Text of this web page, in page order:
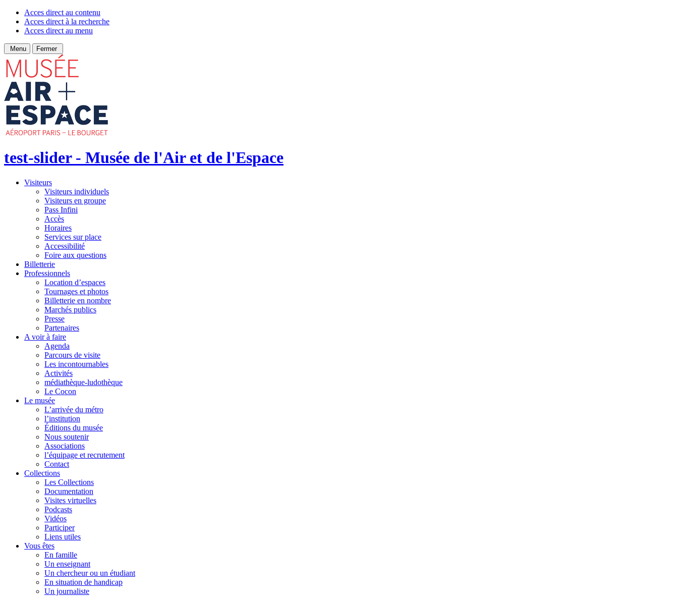
Acces direct au contenu
Acces direct à la recherche
Acces direct au menu
Menu Fermer
test-slider - Musée de l'Air et de l'Espace
Visiteurs
Visiteurs individuels
Visiteurs en groupe
Pass Infini
Accès
Horaires
Services sur place
Accessibilité
Foire aux questions
Billetterie
Professionnels
Location d’espaces
Tournages et photos
Billetterie en nombre
Marchés publics
Presse
Partenaires
A voir à faire
Agenda
Parcours de visite
Les incontournables
Activités
médiathèque-ludothèque
Le Cocon
Le musée
L’arrivée du métro
l’institution
Éditions du musée
Nous soutenir
Associations
l’équipage et recrutement
Contact
Collections
Les Collections
Documentation
Visites virtuelles
Podcasts
Vidéos
Participer
Liens utiles
Vous êtes
En famille
Un enseignant
Un chercheur ou un étudiant
En situation de handicap
Un journaliste